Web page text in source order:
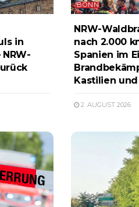
in
BONN
NRW-
nach 2.000
Spanien im
Kastilien
2. AUGUST 2026